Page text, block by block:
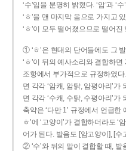
‘수’임을 분명히 밝혔다. ‘암’과 ‘
‘ㅎ’을 맨 마지막 음으로 가지고
‘ㅎ’이 모두 떨어졌으므로 떨어
① ‘ㅎ’은 현대의 단어들에도 그
‘ㅎ’이 뒤의 예사소리와 결합하
조항에서 부가적으로 규정하였다.
면 각각 ‘암캐, 암탉, 암평아리’가
면 각각 ‘수캐, 수탉, 수평아리’
축약은 ‘다만 1’ 규정에서 언급
ㅎ’에 ‘고양이’가 결합하더라도
어가 된다. 발음도 [암고양이], [
② ‘수’와 뒤의 말이 결합할 때, 발